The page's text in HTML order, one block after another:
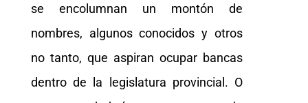
se encolumnan un montón de
nombres, algunos conocidos y otros
no tanto, que aspiran ocupar bancas
dentro de la legislatura provincial. O